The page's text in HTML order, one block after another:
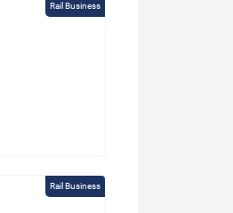
Rail Business
Rail Business